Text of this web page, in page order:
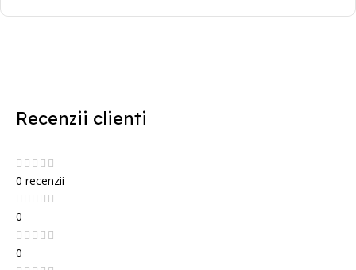
Recenzii clienti
0 recenzii
0
0